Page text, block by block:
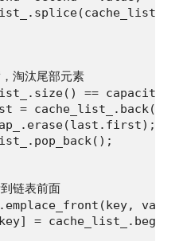
淘汰尾部元素
==
= cache_list_.back();
链表前面
=